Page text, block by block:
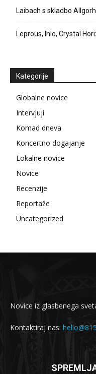
Laibach s skladbo
Leprous, Ihlo, Crystal
Kategorije
Globalne novice
Intervjuji
Komad dneva
Koncertno dogajanje
Lokalne novice
Novice
Recenzije
Reportaže
Uncategorized
Novice iz glasbenega
Kontaktiraj nas: